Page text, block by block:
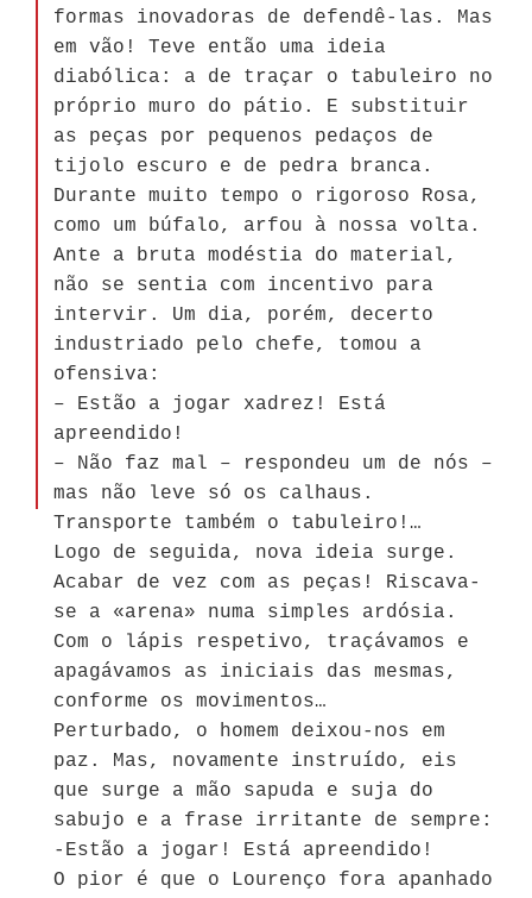
formas inovadoras de defendê-las. Mas
em vão! Teve então uma ideia
diabólica: a de traçar o tabuleiro no
próprio muro do pátio. E substituir
as peças por pequenos pedaços de
tijolo escuro e de pedra branca.
Durante muito tempo o rigoroso Rosa,
como um búfalo, arfou à nossa volta.
Ante a bruta modéstia do material,
não se sentia com incentivo para
intervir. Um dia, porém, decerto
industriado pelo chefe, tomou a
ofensiva:
– Estão a jogar xadrez! Está
apreendido!
– Não faz mal – respondeu um de nós –
mas não leve só os calhaus.
Transporte também o tabuleiro!…
Logo de seguida, nova ideia surge.
Acabar de vez com as peças! Riscava-
se a «arena» numa simples ardósia.
Com o lápis respetivo, traçávamos e
apagávamos as iniciais das mesmas,
conforme os movimentos…
Perturbado, o homem deixou-nos em
paz. Mas, novamente instruído, eis
que surge a mão sapuda e suja do
sabujo e a frase irritante de sempre:
-Estão a jogar! Está apreendido!
O pior é que o Lourenço fora apanhado